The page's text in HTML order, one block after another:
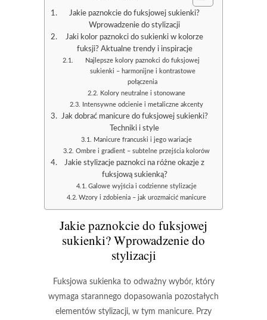
Jakie paznokcie do fuksjowej sukienki?
Wprowadzenie do stylizacji
Jaki kolor paznokci do sukienki w kolorze
fuksji? Aktualne trendy i inspiracje
Najlepsze kolory paznokci do fuksjowej
sukienki – harmonijne i kontrastowe
połączenia
Kolory neutralne i stonowane
Intensywne odcienie i metaliczne akcenty
Jak dobrać manicure do fuksjowej sukienki?
Techniki i style
Manicure francuski i jego wariacje
Ombre i gradient – subtelne przejścia kolorów
Jakie stylizacje paznokci na różne okazje z
fuksjową sukienką?
Galowe wyjścia i codzienne stylizacje
Wzory i zdobienia – jak urozmaicić manicure
Jakie paznokcie do fuksjowej
sukienki? Wprowadzenie do
stylizacji
Fuksjowa sukienka to odważny wybór, który
wymaga starannego dopasowania pozostałych
elementów stylizacji, w tym manicure. Przy